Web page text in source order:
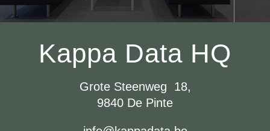
Kappa Data HQ
Grote Steenweg 18,
9840 De Pinte